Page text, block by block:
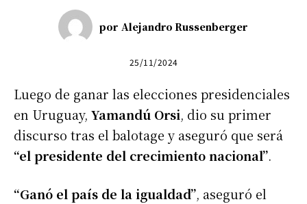
por Alejandro Russenberger
25/11/2024
Luego de ganar las elecciones presidenciales
en Uruguay, Yamandú Orsi, dio su primer
discurso tras el balotage y aseguró que será
“el presidente del crecimiento nacional”.
“Ganó el país de la igualdad”, aseguró el